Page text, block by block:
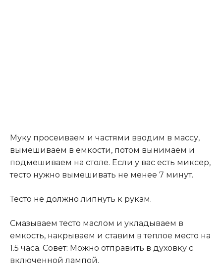
Муку просеиваем и частями вводим в массу,
вымешиваем в емкости, потом вынимаем и
подмешиваем на столе. Если у вас есть миксер,
тесто нужно вымешивать не менее 7 минут.
Тесто не должно липнуть к рукам.
Смазываем тесто маслом и укладываем в
емкость, накрываем и ставим в теплое место на
1.5 часа. Совет: Можно отправить в духовку с
включенной лампой.